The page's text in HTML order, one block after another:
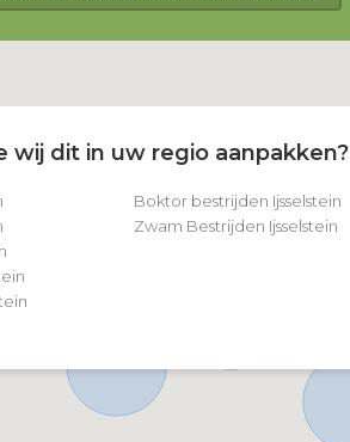
dit in uw regio aanpakken?
Boktor bestrijden Ijsselstein
Zwam Bestrijden Ijsselstein